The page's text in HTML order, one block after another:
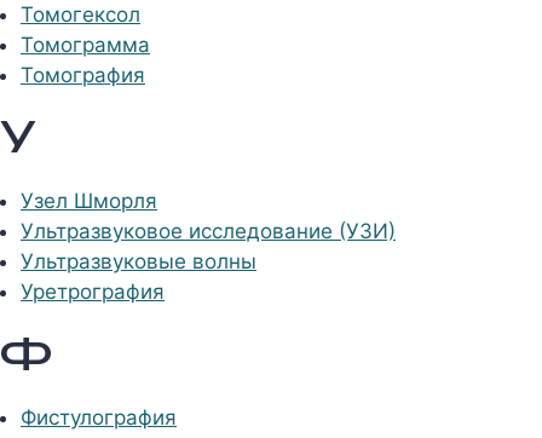
Томогексол
Томограмма
Томография
У
Узел Шморля
Ультразвуковое исследование (УЗИ)
Ультразвуковые волны
Уретрография
Ф
Фистулография